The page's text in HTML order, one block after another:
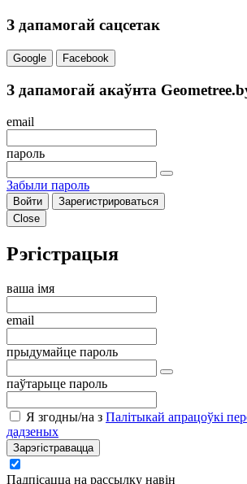
З дапамогай сацсетак
Google Facebook
З дапамогай акаўнта
email
пароль
Забыли пароль
Войти
Зарегистрироваться
Close
Рэгістрацыя
ваша імя
email
прыдумайце пароль
паўтарыце пароль
Я згодны/на з Палітыкай апрацоўкі
дадзеных
Зарэгістравацца
Падпісацца на рассылку навін